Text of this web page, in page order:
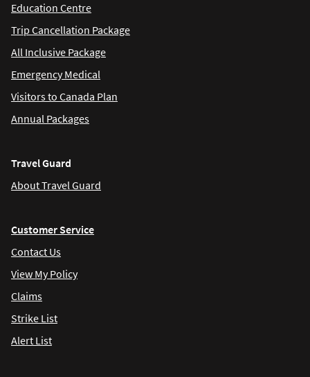
Education Centre
Trip Cancellation Package
All Inclusive Package
Emergency Medical
Visitors to Canada Plan
Annual Packages
Travel Guard
About Travel Guard
Customer Service
Contact Us
View My Policy
Claims
Strike List
Alert List